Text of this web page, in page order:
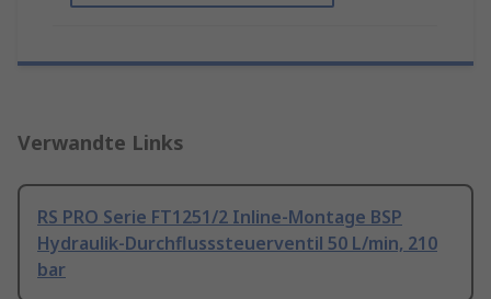
Verwandte Links
RS PRO Serie FT1251/2 Inline-Montage BSP
Hydraulik-Durchflusssteuerventil 50 L/min, 210
bar